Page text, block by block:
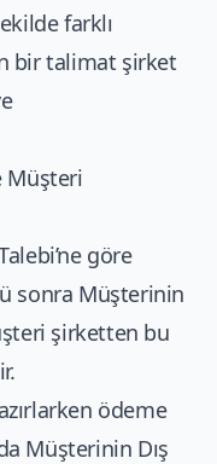
farklı
bir talimat şirket
Müşteri
göre
sonra Müşterinin
şirketten bu
ödeme
Müşterinin Dış